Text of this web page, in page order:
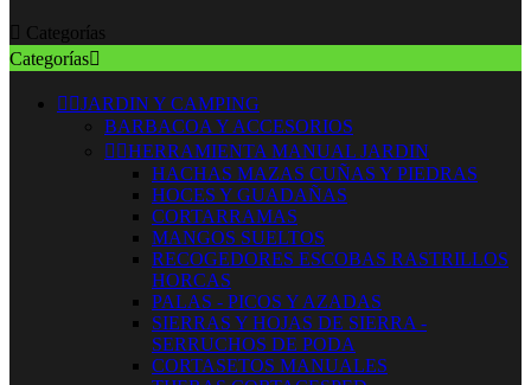
 Categorías
Categorías
 JARDIN Y CAMPING
BARBACOA Y ACCESORIOS
 HERRAMIENTA MANUAL JARDIN
HACHAS MAZAS CUÑAS Y PIEDRAS
HOCES Y GUADAÑAS
CORTARRAMAS
MANGOS SUELTOS
RECOGEDORES ESCOBAS RASTRILLOS
HORCAS
PALAS - PICOS Y AZADAS
SIERRAS Y HOJAS DE SIERRA -
SERRUCHOS DE PODA
CORTASETOS MANUALES